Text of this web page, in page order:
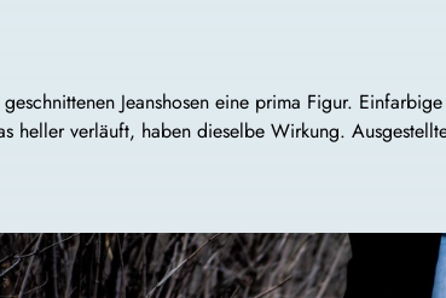
Jeanshosen eine prima Figur.
heller verläuft, haben dieselbe Wirkung.